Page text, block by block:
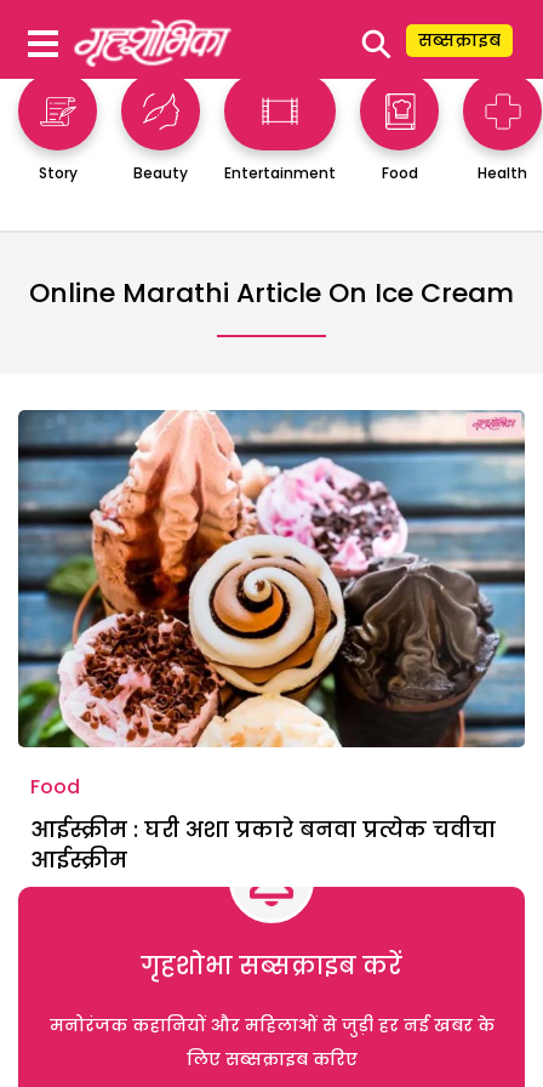
⚲ सब्सक्राइब
Story Beauty Entertainment Food Health
Online Marathi Article On Ice Cream
Food
आईस्क्रीम : घरी अशा प्रकारे बनवा प्रत्येक चवीचा
आईस्क्रीम
गृहशोभा सब्सक्राइब करें
मनोरंजक कहानियों और महिलाओं से जुड़ी हर नई खबर के
लिए सब्सक्राइब करिए